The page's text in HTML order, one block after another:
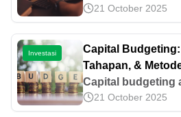
dilakukan dengan
internasional,
modal. Ketahui
ini!
21 October 2025
Investasi
Capital
Tahapan, &
Capital budgeting
pengelolaan
21 October 2025